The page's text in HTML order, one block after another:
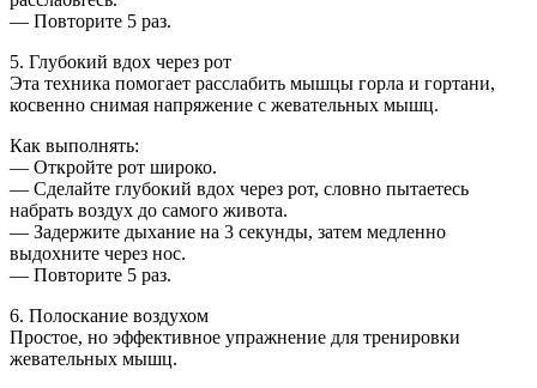
— Повторите 5 раз.
5. Глубокий вдох через рот
Эта техника помогает расслабить мышцы горла и гортани,
косвенно снимая напряжение с жевательных мышц.
Как выполнять:
— Откройте рот широко.
— Сделайте глубокий вдох через рот, словно пытаетесь
набрать воздух до самого живота.
— Задержите дыхание на 3 секунды, затем медленно
выдохните через нос.
— Повторите 5 раз.
6. Полоскание воздухом
Простое, но эффективное упражнение для тренировки
жевательных мышц.